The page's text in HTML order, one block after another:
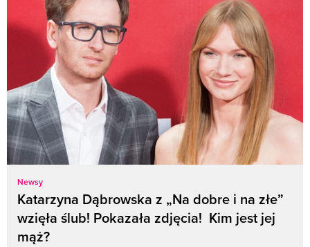
Newsy
Katarzyna Dąbrowska z „Na dobre i na złe”
wzięła ślub! Pokazała zdjęcia! Kim jest jej
mąż?